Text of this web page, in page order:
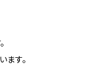
す。